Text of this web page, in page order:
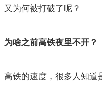
又为何被打破了呢？
为啥之前高铁夜里不开？
高铁的速度，很多人知道